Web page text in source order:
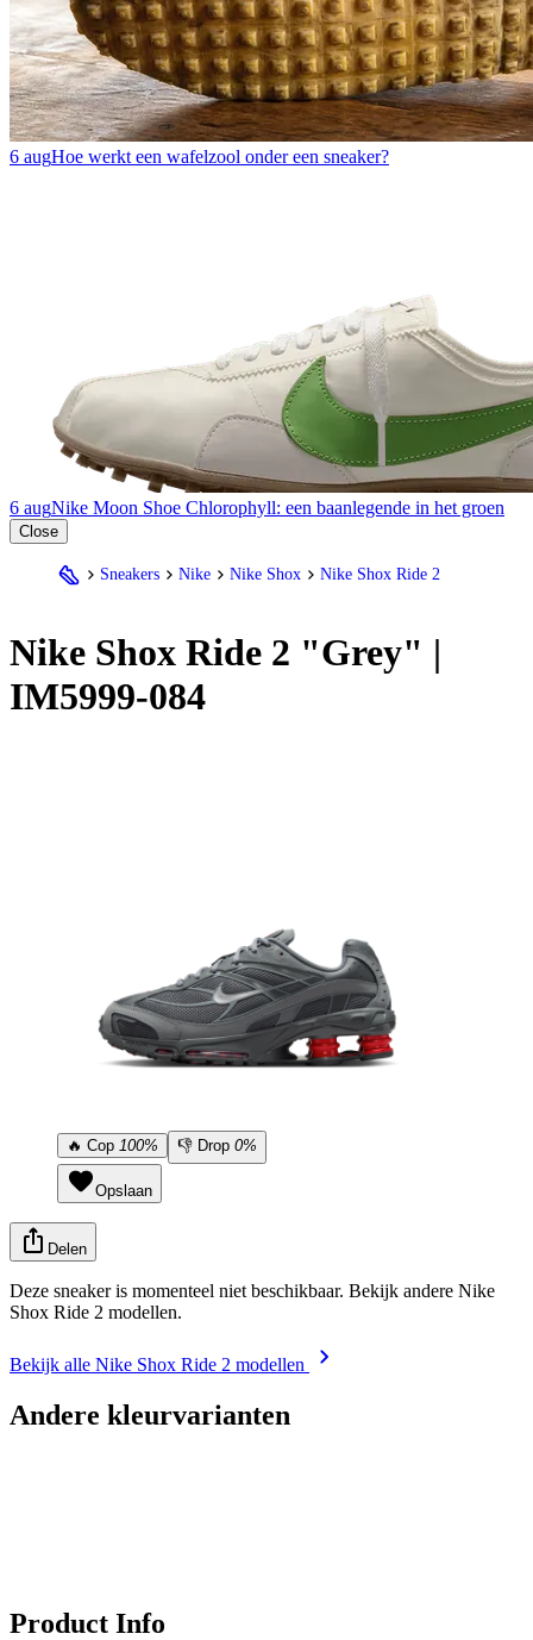
6 augHoe werkt een wafelzool onder een sneaker?
6 augNike Moon Shoe Chlorophyll: een baanlegende in het groen
Close
Sneakers Nike Nike Shox Nike Shox Ride 2
Nike Shox Ride 2 "Grey" |
IM5999-084
🔥 Cop 100% 👎 Drop 0%
Opslaan
Delen
Deze sneaker is momenteel niet beschikbaar. Bekijk andere Nike
Shox Ride 2 modellen.
Bekijk alle Nike Shox Ride 2 modellen
Andere kleurvarianten
Product Info